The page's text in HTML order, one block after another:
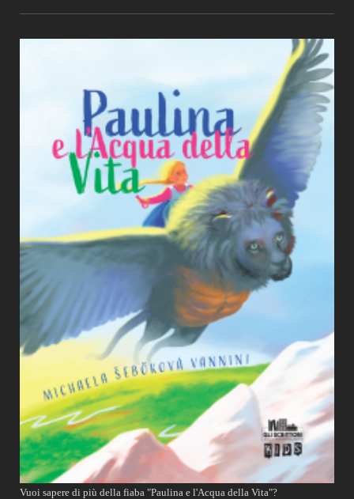
Vuoi sapere di più della fiaba "Paulina e l'Acqua della Vita"?